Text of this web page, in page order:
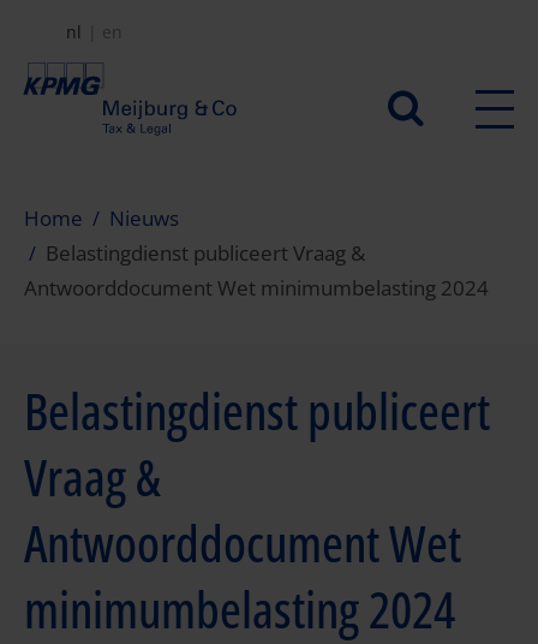
naar
Secundair
nl en
Home
Nieuws
Belastingdienst publiceert Vraag &
Antwoorddocument Wet minimumbelasting 2024
Belastingdienst publiceert
Vraag &
Antwoorddocument Wet
minimumbelasting 2024